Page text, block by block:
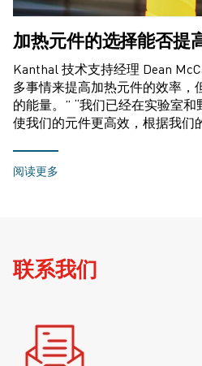
加热元件的选择能否提
Kanthal 技术支持经理 Dean
多事情来提高加热元件的效率，
的能量。” “我们已经在实验室
使我们的元件更高效，根据我们
阅读更多
联系我们